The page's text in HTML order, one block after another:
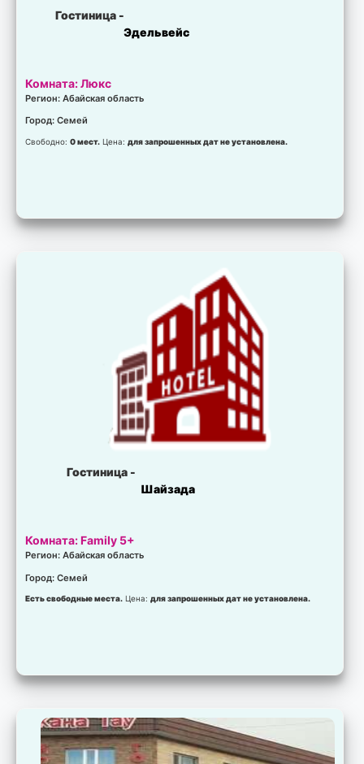
Гостиница -
Эдельвейс
Комната: Люкс
Регион: Абайская область
Город: Семей
Свободно:0 мест. Цена:для запрошенных дат не установлена.
Гостиница -
Шайзада
Комната: Family 5+
Регион: Абайская область
Город: Семей
Есть свободные места. Цена:для запрошенных дат не установлена.